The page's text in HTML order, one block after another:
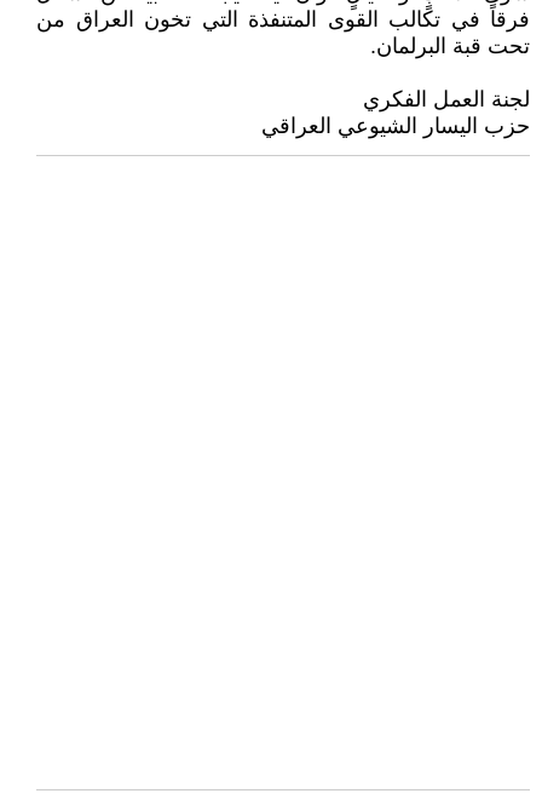
فرقاً في تكالب القوى المتنفذة التي تخون العراق من
تحت قبة البرلمان.
لجنة العمل الفكري
حزب اليسار الشيوعي العراقي